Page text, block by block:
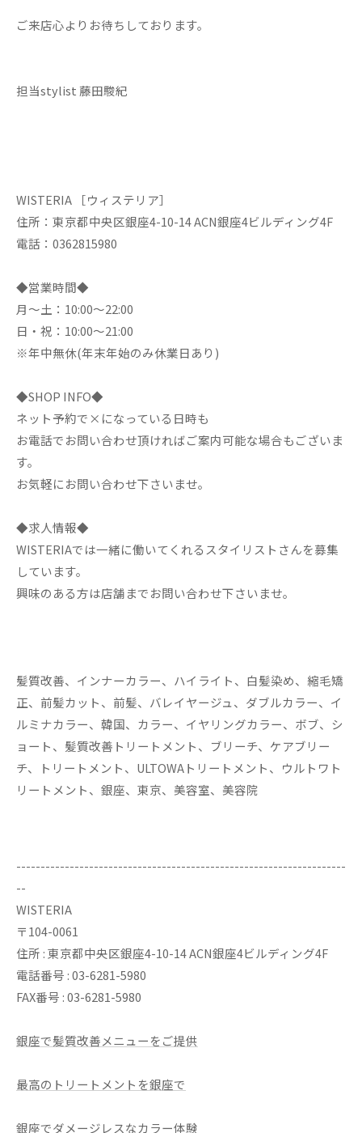
ご来店心よりお待ちしております。
担当stylist 藤田駿紀
WISTERIA ［ウィステリア］
住所：東京都中央区銀座4-10-14 ACN銀座4ビルディング4F
電話：0362815980
◆営業時間◆
月～土：10:00～22:00
日・祝：10:00～21:00
※年中無休(年末年始のみ休業日あり)
◆SHOP INFO◆
ネット予約で×になっている日時も
お電話でお問い合わせ頂ければご案内可能な場合もございま
す。
お気軽にお問い合わせ下さいませ。
◆求人情報◆
WISTERIAでは一緒に働いてくれるスタイリストさんを募集
しています。
興味のある方は店舗までお問い合わせ下さいませ。
髪質改善、インナーカラー、ハイライト、白髪染め、縮毛矯
正、前髪カット、前髪、バレイヤージュ、ダブルカラー、イ
ルミナカラー、韓国、カラー、イヤリングカラー、ボブ、シ
ョート、髪質改善トリートメント、ブリーチ、ケアブリー
チ、トリートメント、ULTOWAトリートメント、ウルトワト
リートメント、銀座、東京、美容室、美容院
--------------------------------------------------------------------
--
WISTERIA
〒104-0061
住所 : 東京都中央区銀座4-10-14 ACN銀座4ビルディング4F
電話番号 : 03-6281-5980
FAX番号 : 03-6281-5980
銀座で髪質改善メニューをご提供
最高のトリートメントを銀座で
銀座でダメージレスなカラー体験